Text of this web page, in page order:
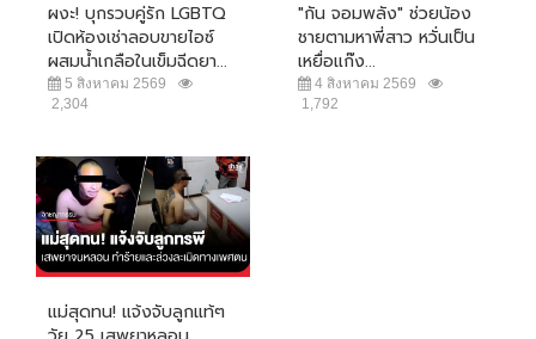
ผงะ! บุกรวบคู่รัก LGBTQ
เปิดห้องเช่าลอบขายไอซ์
ผสมน้ำเกลือในเข็มฉีดยา...
5 สิงหาคม 2569
2,304
"กัน จอมพลัง" ช่วยน้อง
ชายตามหาพี่สาว หวั่นเป็น
เหยื่อแก๊ง...
4 สิงหาคม 2569
1,792
แม่สุดทน! แจ้งจับลูกแท้ๆ